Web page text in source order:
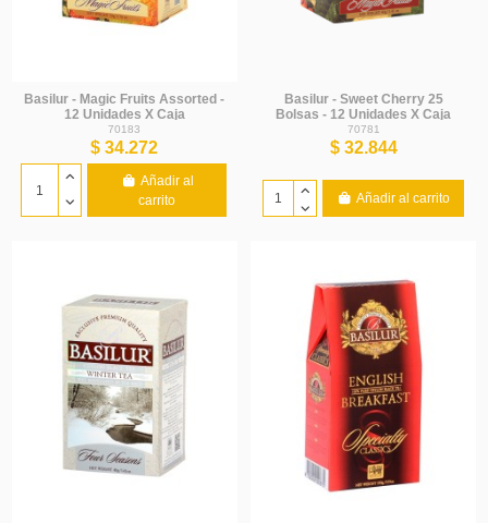
Basilur - Magic Fruits Assorted -
12 Unidades X Caja
70183
$ 34.272
Añadir al
carrito
Basilur - Sweet Cherry 25
Bolsas - 12 Unidades X Caja
70781
$ 32.844
Añadir al carrito